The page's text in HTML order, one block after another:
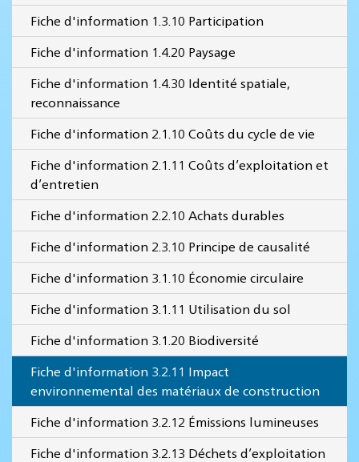
Fiche d'information 1.3.10 Participation
Fiche d'information 1.4.20 Paysage
Fiche d'information 1.4.30 Identité spatiale,
reconnaissance
Fiche d'information 2.1.10 Coûts du cycle de vie
Fiche d'information 2.1.11 Coûts d’exploitation et
d’entretien
Fiche d'information 2.2.10 Achats durables
Fiche d'information 2.3.10 Principe de causalité
Fiche d'information 3.1.10 Économie circulaire
Fiche d'information 3.1.11 Utilisation du sol
Fiche d'information 3.1.20 Biodiversité
Fiche d'information 3.2.11 Impact
environnemental des matériaux de construction
Fiche d'information 3.2.12 Émissions lumineuses
Fiche d'information 3.2.13 Déchets d’exploitation